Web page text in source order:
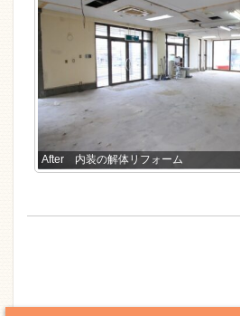
After 内装の解体リフォーム